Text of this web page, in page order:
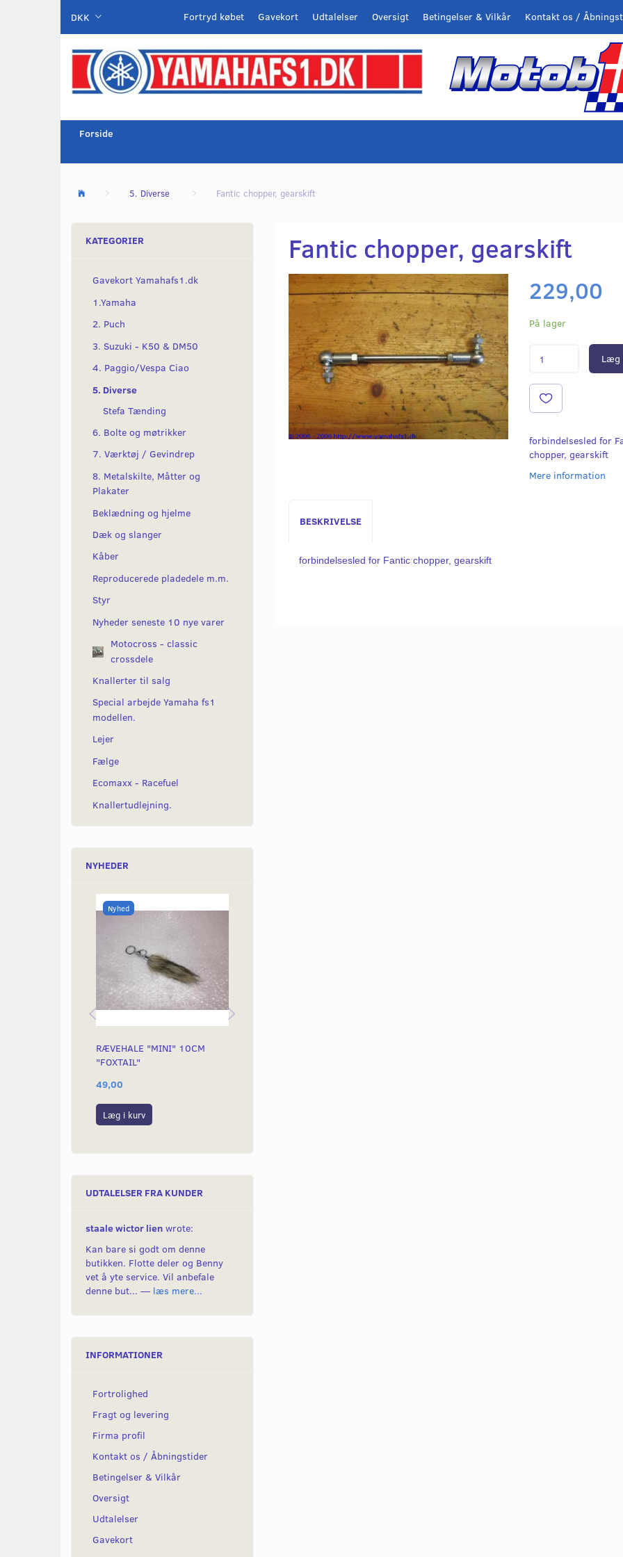
DKK Kontakt os /
Betingelser & Vilkår
Oversigt
Udtalelser
Gavekort
Fortryd købet
Forside
5. Diverse Fantic chopper, gearskift
KATEGORIER
Gavekort Yamahafs1.dk
1.Yamaha
2. Puch
3. Suzuki - K50 & DM50
4. Paggio/Vespa Ciao
5. Diverse
Stefa Tænding
6. Bolte og møtrikker
7. Værktøj / Gevindrep
8. Metalskilte, Måtter og
Plakater
Beklædning og hjelme
Dæk og slanger
Kåber
Reproducerede pladedele m.m.
Styr
Nyheder seneste 10 nye varer
Motocross - classic
crossdele
Knallerter til salg
Special arbejde Yamaha fs1
modellen.
Lejer
Fælge
Ecomaxx - Racefuel
Knallertudlejning.
NYHEDER
Nyhed
RÆVEHALE "MINI" 10CM
"FOXTAIL"
49,00
Læg i kurv
UDTALELSER FRA KUNDER
staale wictor lien wrote:
Kan bare si godt om denne
butikken. Flotte deler og Benny
vet å yte service. Vil anbefale
denne but... — læs mere...
INFORMATIONER
Fortrolighed
Fragt og levering
Firma profil
Kontakt os / Åbningstider
Betingelser & Vilkår
Oversigt
Udtalelser
Gavekort
Fantic chopper, gearskift
229,00
På lager
Læg
forbindelsesled for
chopper, gearskift
Mere information
BESKRIVELSE
forbindelsesled for Fantic chopper, gearskift